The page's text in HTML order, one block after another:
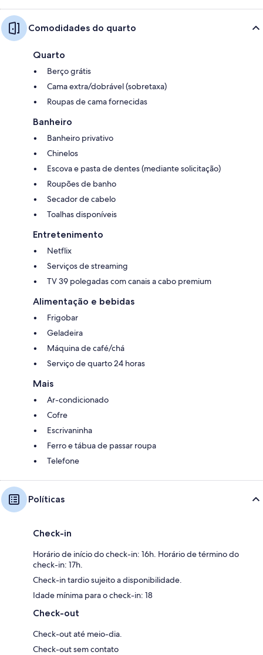
Comodidades do quarto
Quarto
Berço grátis
Cama extra/dobrável (sobretaxa)
Roupas de cama fornecidas
Banheiro
Banheiro privativo
Chinelos
Escova e pasta de dentes (mediante solicitação)
Roupões de banho
Secador de cabelo
Toalhas disponíveis
Entretenimento
Netflix
Serviços de streaming
TV 39 polegadas com canais a cabo premium
Alimentação e bebidas
Frigobar
Geladeira
Máquina de café/chá
Serviço de quarto 24 horas
Mais
Ar-condicionado
Cofre
Escrivaninha
Ferro e tábua de passar roupa
Telefone
Políticas
Check-in
Horário de início do check-in: 16h. Horário de término do
check-in: 17h.
Check-in tardio sujeito a disponibilidade.
Idade mínima para o check-in: 18
Check-out
Check-out até meio-dia.
Check-out sem contato